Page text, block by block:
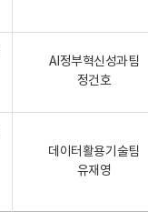
AI정부혁신성과팀
정건호
데이터활용기술팀
유재영